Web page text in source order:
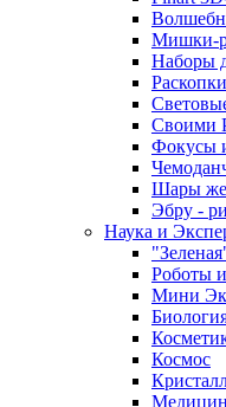
Мишки-
Наборы
Раскопки
Своими
Фокусы
Шары
Эбру -
Наука и
Роботы
Мини
Космос